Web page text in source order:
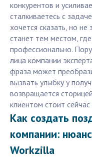
конкурентов и
сталкиваетесь с
хочется сказать, но
станет тем местом,
профессионально.
лица компании
фраза может
вызвать улыбку у
возвращается
клиентом стоит
Как создать
компании:
Workzilla